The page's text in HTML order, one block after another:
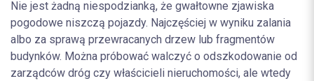
Nie jest żadną niespodzianką, że gwałtowne zjawiska
pogodowe niszczą pojazdy. Najczęściej w wyniku zalania
albo za sprawą przewracanych drzew lub fragmentów
budynków. Można próbować walczyć o odszkodowanie od
zarządców dróg czy właścicieli nieruchomości, ale wtedy